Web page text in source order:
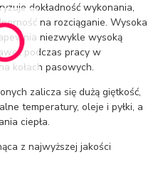
dokładność wykonania,
na rozciąganie. Wysoka
niezwykle wysoką
podczas pracy w
kołach pasowych.
zalicza się dużą giętkość,
temperatury, oleje i pyłki, a
ciepła.
z najwyższej jakości